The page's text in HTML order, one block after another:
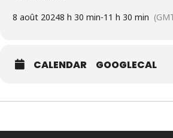
8 août 20248 h 30 min-11 h 30 min
CALENDAR GOOGLECAL